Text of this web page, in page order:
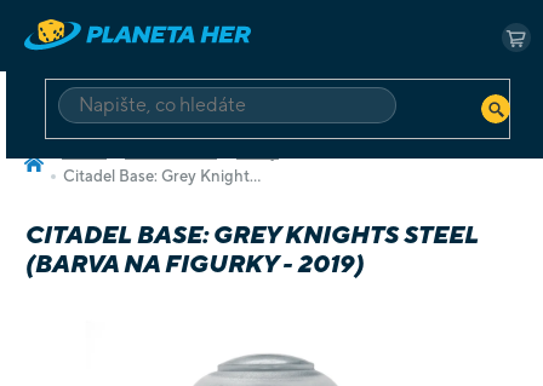
obsah
HLEDAT
Citadel Base: Grey Knights Steel (barva na figurky - 2019)
CITADEL BASE: GREY KNIGHTS STEEL
(BARVA NA FIGURKY - 2019)